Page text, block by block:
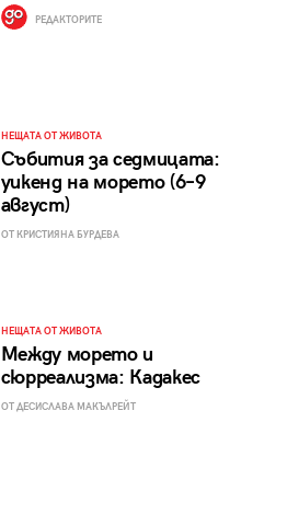
РЕДАКТОРИТЕ
НЕЩАТА ОТ ЖИВОТА
Събития за седмицата:
уикенд на морето (6–9
август)
ОТ КРИСТИЯНА БУРДЕВА
НЕЩАТА ОТ ЖИВОТА
Между морето и
сюрреализма: Кадакес
ОТ ДЕСИСЛАВА МАКЪЛРЕЙТ